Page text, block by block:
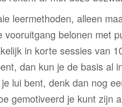
leermethoden, alleen
vooruitgang belonen met
in korte sessies van
dan kun je de basis al
lui bent, denk dan nog
gemotiveerd je kunt zijn